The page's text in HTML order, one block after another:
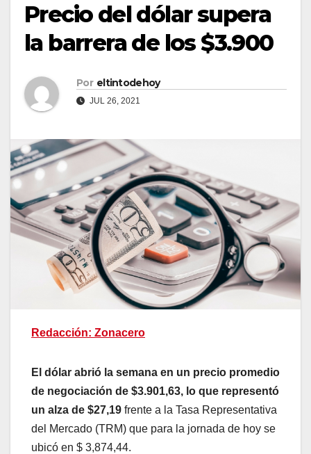
Precio del dólar supera
la barrera de los $3.900
Por eltintodehoy
JUL 26, 2021
Redacción: Zonacero
El dólar abrió la semana en un precio promedio
de negociación de $3.901,63, lo que representó
un alza de $27,19 frente a la Tasa Representativa
del Mercado (TRM) que para la jornada de hoy se
ubicó en $ 3,874,44.